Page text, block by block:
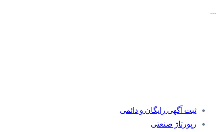
…
ثبت آگهی رایگان و دائمی
رپورتاژ صنعتی